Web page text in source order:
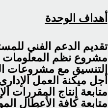
أهداف الوحدة
تقديم الدعم الفني
مشروع نظم المعلومات
التنسيق مع مشروعات
أجل ميكنة العمل
متابعة إنتاج المقررات
متابعة كافة الأعطال